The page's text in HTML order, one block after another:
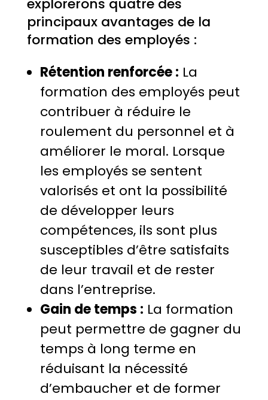
explorerons quatre des
principaux avantages de la
formation des employés :
Rétention renforcée : La
formation des employés peut
contribuer à réduire le
roulement du personnel et à
améliorer le moral. Lorsque
les employés se sentent
valorisés et ont la possibilité
de développer leurs
compétences, ils sont plus
susceptibles d’être satisfaits
de leur travail et de rester
dans l’entreprise.
Gain de temps : La formation
peut permettre de gagner du
temps à long terme en
réduisant la nécessité
d’embaucher et de former